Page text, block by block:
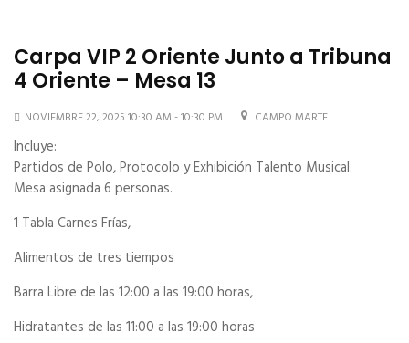
Carpa VIP 2 Oriente Junto a Tribuna
4 Oriente – Mesa 13
NOVIEMBRE 22, 2025 10:30 AM - 10:30 PM CAMPO MARTE
Incluye:
Partidos de Polo, Protocolo y Exhibición Talento Musical.
Mesa asignada 6 personas.
1 Tabla Carnes Frías,
Alimentos de tres tiempos
Barra Libre de las 12:00 a las 19:00 horas,
Hidratantes de las 11:00 a las 19:00 horas